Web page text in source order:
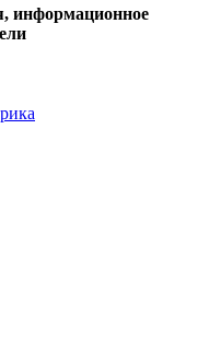
информационное